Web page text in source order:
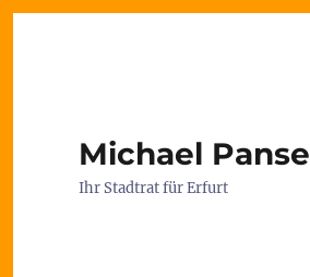
Michael Panse
Ihr Stadtrat für Erfurt